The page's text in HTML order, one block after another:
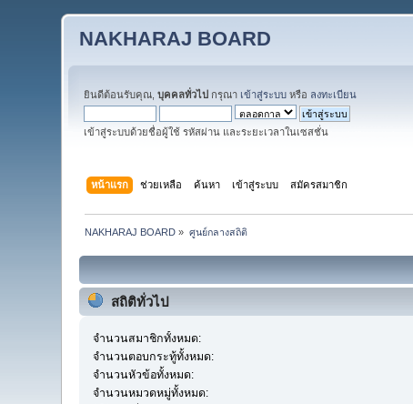
NAKHARAJ BOARD
ยินดีต้อนรับคุณ,บุคคลทั่วไป กรุณา เข้าสู่ระบบ หรือ ลงทะเบียน
เข้าสู่ระบบด้วยชื่อผู้ใช้ รหัสผ่าน และระยะเวลาในเซสชั่น
หน้าแรก ช่วยเหลือ ค้นหา เข้าสู่ระบบ สมัครสมาชิก
NAKHARAJ BOARD » ศูนย์กลางสถิติ
สถิติทั่วไป
จำนวนสมาชิกทั้งหมด:
จำนวนตอบกระทู้ทั้งหมด:
จำนวนหัวข้อทั้งหมด:
จำนวนหมวดหมู่ทั้งหมด: